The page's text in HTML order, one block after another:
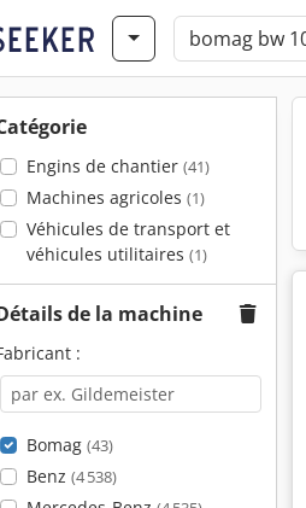
Engins de chantier (41)
Machines agricoles (1)
Véhicules de transport et
véhicules utilitaires (1)
de la machine
:
Bomag (43)
Benz (4 538)